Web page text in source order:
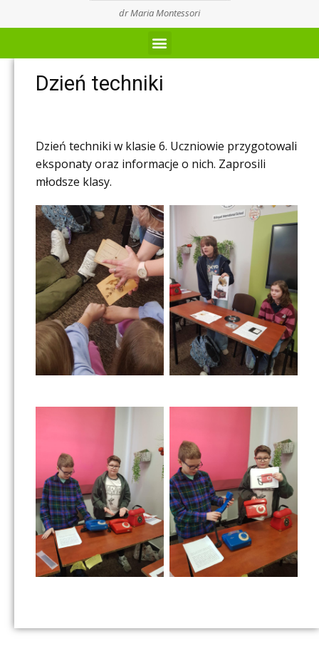
dr Maria Montessori
Dzień techniki
Dzień techniki w klasie 6. Uczniowie przygotowali
eksponaty oraz informacje o nich. Zaprosili
młodsze klasy.